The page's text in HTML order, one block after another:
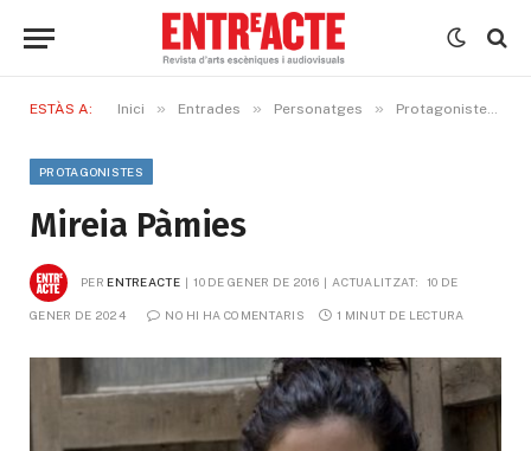
ESTÀS A: Inici » Entrades » Personatges » Protagonistes
PROTAGONISTES
Mireia Pàmies
PER ENTREACTE 10 DE GENER DE 2016 ACTUALITZAT: 10 DE
GENER DE 2024 NO HI HA COMENTARIS 1 MINUT DE LECTURA